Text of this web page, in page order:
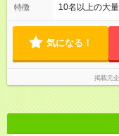
(5)22:00～7:00
特徴 10名以上の大
気になる！
掲載元